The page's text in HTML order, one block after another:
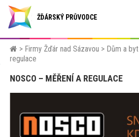
ŽĎÁRSKÝ PRŮVODCE
> Firmy Žďár nad Sázavou > Dům a byt
regulace
NOSCO – MĚŘENÍ A REGULACE